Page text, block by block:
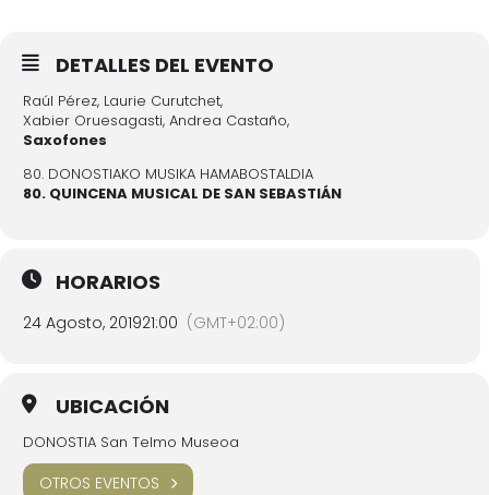
DETALLES DEL EVENTO
Raúl Pérez, Laurie Curutchet,
Xabier Oruesagasti, Andrea Castaño,
Saxofones
80. DONOSTIAKO MUSIKA HAMABOSTALDIA
80. QUINCENA MUSICAL DE SAN SEBASTIÁN
HORARIOS
24 Agosto, 201921:00 (GMT+02:00)
UBICACIÓN
DONOSTIA San Telmo Museoa
OTROS EVENTOS